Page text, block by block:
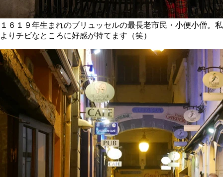
１６１９年生まれのブリュッセルの最長老市民・小便小僧。私
よりチビなところに好感が持てます（笑）